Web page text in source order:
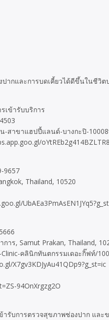
ากและการบดเคี้ยวได้ดีขึ้นในชีวิต
เข้ารับบริการ
สาขาแฮปปี้แลนด์-บางกะปิ-
9657
Thailand, 10520
าร, Samut Prakan, Thailand,
คลินิกทันตกรรมเดอะกิ๊ฟท์/
X7gv3KDJyAu41QDp9?g_st=ic
94OnXrgzg2O
ารับการตรวจสุขภาพช่องปาก แ